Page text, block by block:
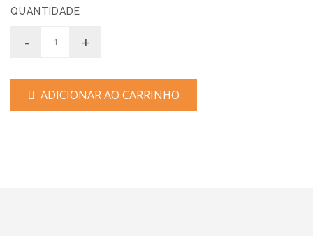
QUANTIDADE
- +
ADICIONAR AO CARRINHO